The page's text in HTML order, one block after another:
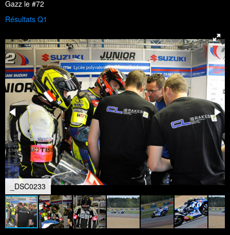
Gazz le #72
Résultats Q1
_DSC0233